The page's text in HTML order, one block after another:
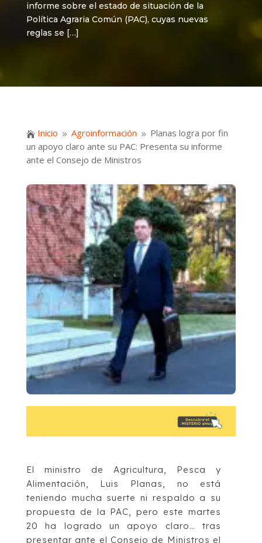
informe sobre el estado de situación de la
Política Agraria Común (PAC), cuyas nuevas
reglas se […]
 Inicio 9 Agroinformación 9 Planas logra por fin
un apoyo claro ante su PAC: Presenta su informe
ante el Consejo de Ministros
El ministro de Agricultura, Pesca y
Alimentación, Luis Planas, no está
teniendo mucha suerte ni respaldo a su
propuesta de la PAC, pero este martes
20 ha logrado un apoyo claro… tras
presentar ante el Consejo de Ministros el